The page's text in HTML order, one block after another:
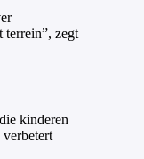
terrein”, zegt
kinderen